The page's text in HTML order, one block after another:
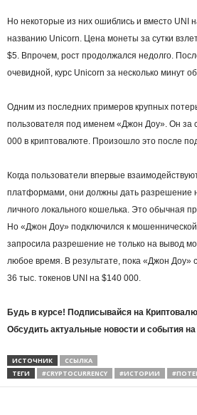
Но некоторые из них ошиблись и вместо UNI
названию Unicorn. Цена монеты за сутки
$5. Впрочем, рост продолжался недолго.
очевидной, курс Unicorn за несколько минут
Одним из последних примеров крупных
пользователя под именем «Джон Доу». Он за
000 в криптовалюте. Произошло это после
Когда пользователи впервые
платформами, они должны дать разрешение
личного локального кошелька. Это обычная
Но «Джон Доу» подключился к
запросила разрешение не только на вывод
любое время. В результате, пока «Джон Доу»
36 тыс. токенов UNI на $140 000.
Будь в курсе! Подписывайся на
Обсудить актуальные новости и события на
ИСТОЧНИК
ССЫЛКА
ТЕГИ
#CRYPTOCURRENCY #ИСТОРИИ